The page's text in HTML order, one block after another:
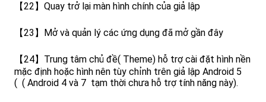
【22】Quay trở lại màn hình chính của giả lập
【23】Mở và quản lý các ứng dụng đã mở gần đây
【24】Trung tâm chủ đề( Theme) hỗ trợ cài đặt hình nền
mặc định hoặc hình nên tùy chỉnh trên giả lập Android 5
( ( Android 4 và 7 tạm thời chưa hỗ trợ tính năng này).